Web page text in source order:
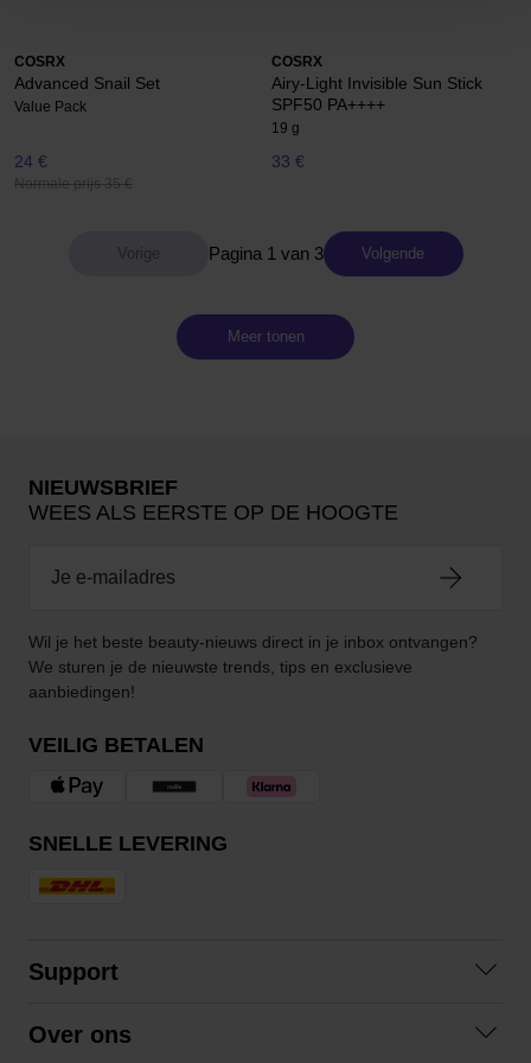
COSRX
Advanced Snail Set
Value Pack
24 €
Normale prijs 35 €
COSRX
Airy-Light Invisible Sun Stick
SPF50 PA++++
19 g
33 €
Pagina 1 van 3 Volgende
Meer tonen
NIEUWSBRIEF
WEES ALS EERSTE OP DE HOOGTE
Wil je het beste beauty-nieuws direct in je inbox ontvangen?
We sturen je de nieuwste trends, tips en exclusieve
aanbiedingen!
VEILIG BETALEN
SNELLE LEVERING
Support
Over ons